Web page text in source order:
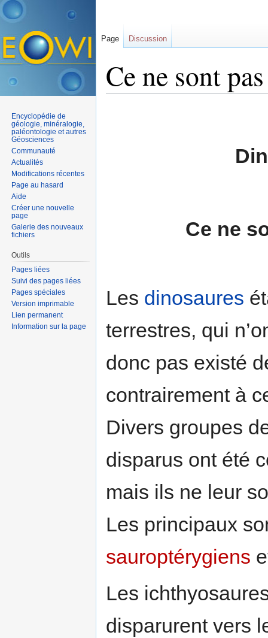
Ce ne sont
Ce ne
Les dinosaures
terrestres, qui
donc pas existé
contrairement à
Divers groupes
disparus ont été
mais ils ne leur
Les principaux
sauroptérygiens
Les
disparurent vers
Page Discussion
Encyclopédie de
géologie, minéralogie,
paléontologie et autres
Géosciences
Communauté
Actualités
Modifications récentes
Page au hasard
Aide
Créer une nouvelle
page
Galerie des nouveaux
fichiers
Outils
Pages liées
Suivi des pages liées
Pages spéciales
Version imprimable
Lien permanent
Information sur la page